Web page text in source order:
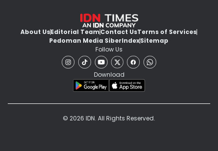
About UsEditorial TeamContact UsTerms of Services
Pedoman Media SiberIndexSitemap
Follow Us
Download
© 2026 IDN. All Rights Reserved.